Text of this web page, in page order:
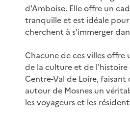
d'Amboise. Elle offre un
tranquille et est idéale
cherchent à s'immerger
Chacune de ces villes offre
de la culture et de l'histoire
Centre-Val de Loire, faisant
autour de Mosnes un
les voyageurs et les